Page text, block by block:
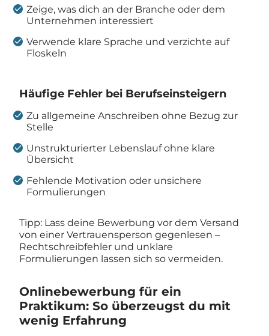
Zeige, was dich an der Branche oder dem
Unternehmen interessiert
Verwende klare Sprache und verzichte auf
Floskeln
Häufige Fehler bei Berufseinsteigern
Zu allgemeine Anschreiben ohne Bezug zur
Stelle
Unstrukturierter Lebenslauf ohne klare
Übersicht
Fehlende Motivation oder unsichere
Formulierungen
Tipp: Lass deine Bewerbung vor dem Versand
von einer Vertrauensperson gegenlesen –
Rechtschreibfehler und unklare
Formulierungen lassen sich so vermeiden.
Onlinebewerbung für ein
Praktikum: So überzeugst du mit
wenig Erfahrung